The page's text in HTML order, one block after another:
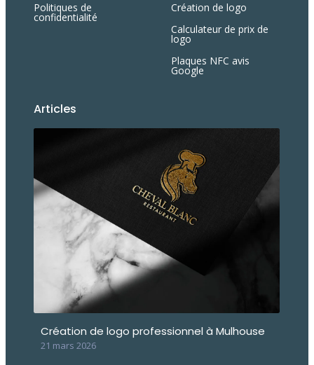
Politiques de
confidentialité
Création de logo
Calculateur de prix de
logo
Plaques NFC avis
Google
Articles
Création de logo professionnel à Mulhouse
21 mars 2026